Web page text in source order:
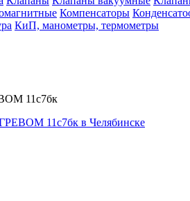
Компенсаторы
КиП, манометры, термометры
11с7бк